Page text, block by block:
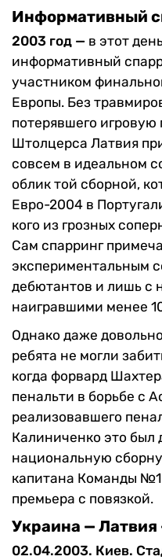
Информативный
2003 год — в этот
информативный
участником
Европы. Без
потерявшего игровую
Штолцерса Латвия
совсем в идеальном
облик той сборной,
Евро-2004 в
кого из грозных
Сам спарринг
экспериментальным
дебютантов и лишь с
наигравшими менее
Однако даже
ребята не могли
когда форвард
пенальти в борьбе с
реализовавшего
Калиниченко это был
национальную
капитана Команды
премьера с повязкой.
Украина — Латвия
02.04.2003. Киев.